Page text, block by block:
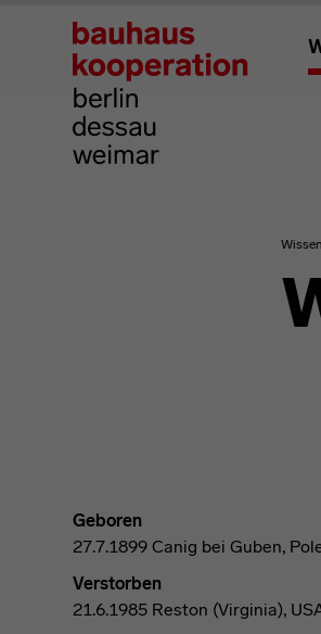
Wissen
Geboren
27.7.1899 Canig bei Guben,
Verstorben
21.6.1985 Reston (Virginia),